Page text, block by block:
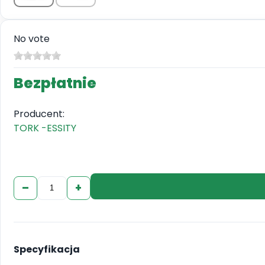
No vote
Bezpłatnie
Producent:
TORK -ESSITY
+
–
Specyfikacja